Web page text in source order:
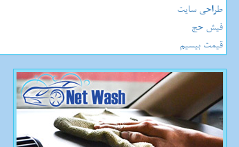
طراحی سایت
فیش حج
قیمت بیسیم